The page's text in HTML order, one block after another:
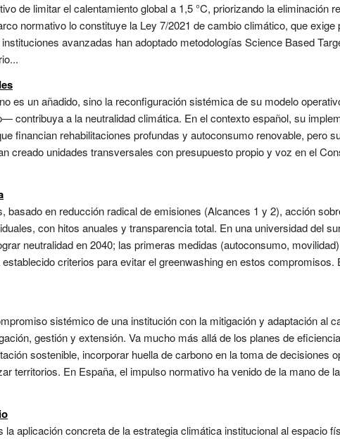
de limitar el calentamiento global a 1,5 °C, priorizando la eliminación
normativo lo constituye la Ley 7/2021 de cambio climático, que exige
avanzadas han adoptado metodologías Science Based
es un añadido, sino la reconfiguración sistémica de su modelo
contribuya a la neutralidad climática. En el contexto español, su
financian rehabilitaciones profundas y autoconsumo renovable, pero
creado unidades transversales con presupuesto propio y voz en el
basado en reducción radical de emisiones (Alcances 1 y 2), acción
con hitos anuales y transparencia total. En una universidad del
neutralidad en 2040; las primeras medidas (autoconsumo,
criterios para evitar el greenwashing en estos compromisos.
sistémico de una institución con la mitigación y adaptación al
gestión y extensión. Va mucho más allá de los planes de
sostenible, incorporar huella de carbono en la toma de decisiones
territorios. En España, el impulso normativo ha venido de la mano de
aplicación concreta de la estrategia climática institucional al espacio